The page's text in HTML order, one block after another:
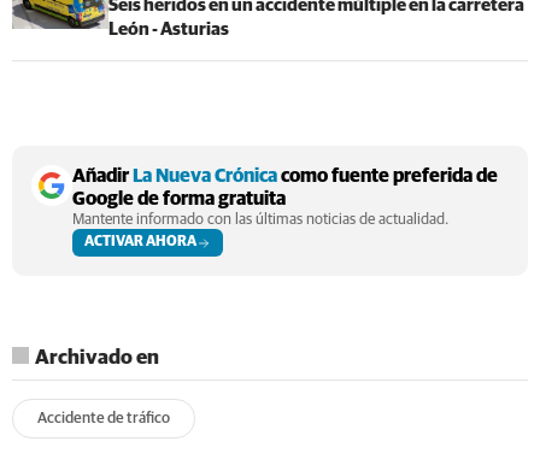
Seis heridos en un accidente múltiple en la carretera
León - Asturias
Añadir La Nueva Crónicacomo fuente preferida de
Google de forma gratuita
Mantente informado con las últimas noticias de actualidad.
ACTIVAR AHORA
Archivado en
Accidente de tráfico